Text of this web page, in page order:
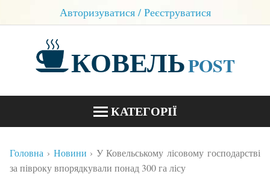
Авторизуватися / Реєструватися
КОВЕЛЬPOST
КАТЕГОРІЇ
БЛОГИ
Головна Новини
У Ковельському лісовому господарстві
за півроку впорядкували понад 300 га лісу